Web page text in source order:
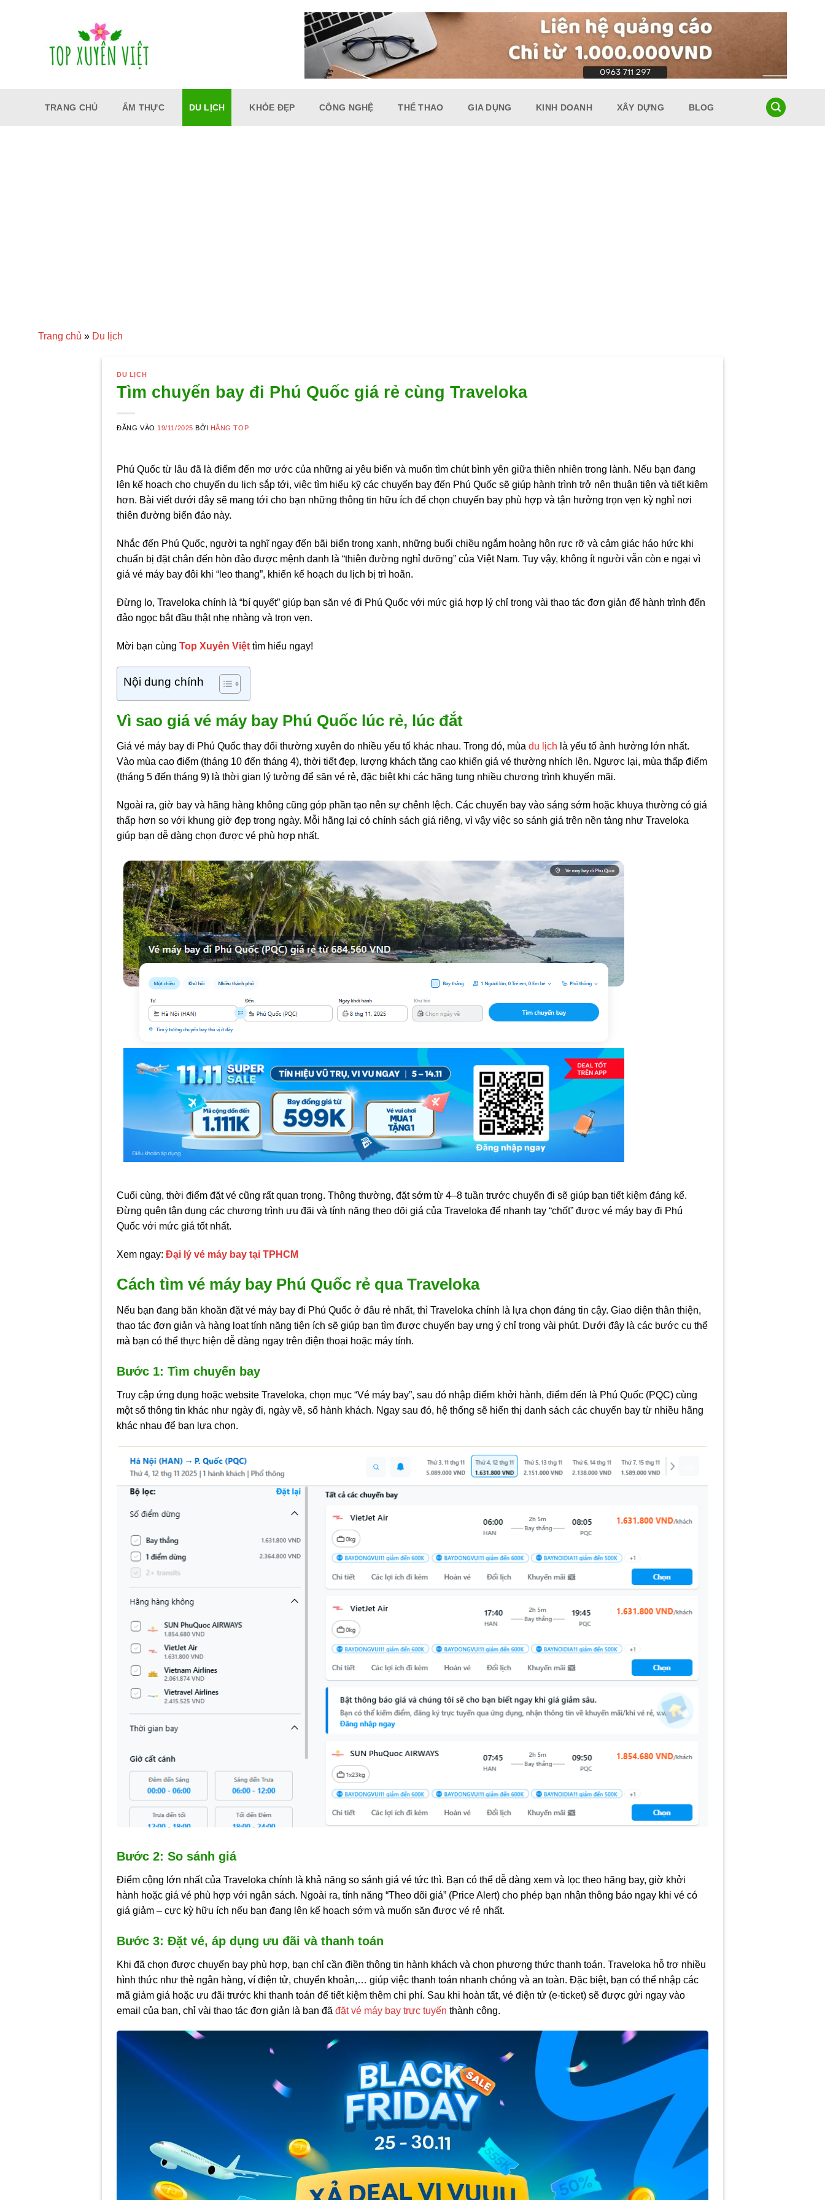
TRANG CHỦ ẨM THỰC DU LỊCH KHỎE ĐẸP CÔNG NGHỆ THỂ THAO GIA DỤNG KINH DOANH XÂY DỰNG BLOG
Trang chủ » Du lịch
DU LỊCH
Tìm chuyến bay đi Phú Quốc giá rẻ cùng Traveloka
ĐĂNG VÀO 19/11/2025 BỞI HẰNG TOP
Phú Quốc từ lâu đã là điểm đến mơ ước của những ai yêu biển và muốn tìm chút bình yên giữa thiên nhiên trong lành. Nếu bạn đang
lên kế hoạch cho chuyến du lịch sắp tới, việc tìm hiểu kỹ các chuyến bay đến Phú Quốc sẽ giúp hành trình trở nên thuận tiện và tiết kiệm
hơn. Bài viết dưới đây sẽ mang tới cho bạn những thông tin hữu ích để chọn chuyến bay phù hợp và tận hưởng trọn vẹn kỳ nghỉ nơi
thiên đường biển đảo này.
Nhắc đến Phú Quốc, người ta nghĩ ngay đến bãi biển trong xanh, những buổi chiều ngắm hoàng hôn rực rỡ và cảm giác háo hức khi
chuẩn bị đặt chân đến hòn đảo được mệnh danh là “thiên đường nghỉ dưỡng” của Việt Nam. Tuy vậy, không ít người vẫn còn e ngại vì
giá vé máy bay đôi khi “leo thang”, khiến kế hoạch du lịch bị trì hoãn.
Đừng lo, Traveloka chính là “bí quyết” giúp bạn săn vé đi Phú Quốc với mức giá hợp lý chỉ trong vài thao tác đơn giản để hành trình đến
đảo ngọc bắt đầu thật nhẹ nhàng và trọn vẹn.
Mời bạn cùngTop Xuyên Việt tìm hiểu ngay!
Nội dung chính
Vì sao giá vé máy bay Phú Quốc lúc rẻ, lúc đắt
Giá vé máy bay đi Phú Quốc thay đổi thường xuyên do nhiều yếu tố khác nhau. Trong đó, mùadu lịch là yếu tố ảnh hưởng lớn nhất.
Vào mùa cao điểm (tháng 10 đến tháng 4), thời tiết đẹp, lượng khách tăng cao khiến giá vé thường nhích lên. Ngược lại, mùa thấp điểm
(tháng 5 đến tháng 9) là thời gian lý tưởng để săn vé rẻ, đặc biệt khi các hãng tung nhiều chương trình khuyến mãi.
Ngoài ra, giờ bay và hãng hàng không cũng góp phần tạo nên sự chênh lệch. Các chuyến bay vào sáng sớm hoặc khuya thường có giá
thấp hơn so với khung giờ đẹp trong ngày. Mỗi hãng lại có chính sách giá riêng, vì vậy việc so sánh giá trên nền tảng như Traveloka
giúp bạn dễ dàng chọn được vé phù hợp nhất.
Cuối cùng, thời điểm đặt vé cũng rất quan trọng. Thông thường, đặt sớm từ 4–8 tuần trước chuyến đi sẽ giúp bạn tiết kiệm đáng kể.
Đừng quên tận dụng các chương trình ưu đãi và tính năng theo dõi giá của Traveloka để nhanh tay “chốt” được vé máy bay đi Phú
Quốc với mức giá tốt nhất.
Xem ngay:Đại lý vé máy bay tại TPHCM
Cách tìm vé máy bay Phú Quốc rẻ qua Traveloka
Nếu bạn đang băn khoăn đặt vé máy bay đi Phú Quốc ở đâu rẻ nhất, thì Traveloka chính là lựa chọn đáng tin cậy. Giao diện thân thiện,
thao tác đơn giản và hàng loạt tính năng tiện ích sẽ giúp bạn tìm được chuyến bay ưng ý chỉ trong vài phút. Dưới đây là các bước cụ thể
mà bạn có thể thực hiện dễ dàng ngay trên điện thoại hoặc máy tính.
Bước 1: Tìm chuyến bay
Truy cập ứng dụng hoặc website Traveloka, chọn mục “Vé máy bay”, sau đó nhập điểm khởi hành, điểm đến là Phú Quốc (PQC) cùng
một số thông tin khác như ngày đi, ngày về, số hành khách. Ngay sau đó, hệ thống sẽ hiển thị danh sách các chuyến bay từ nhiều hãng
khác nhau để bạn lựa chọn.
Bước 2: So sánh giá
Điểm cộng lớn nhất của Traveloka chính là khả năng so sánh giá vé tức thì. Bạn có thể dễ dàng xem và lọc theo hãng bay, giờ khởi
hành hoặc giá vé phù hợp với ngân sách. Ngoài ra, tính năng “Theo dõi giá” (Price Alert) cho phép bạn nhận thông báo ngay khi vé có
giá giảm – cực kỳ hữu ích nếu bạn đang lên kế hoạch sớm và muốn săn được vé rẻ nhất.
Bước 3: Đặt vé, áp dụng ưu đãi và thanh toán
Khi đã chọn được chuyến bay phù hợp, bạn chỉ cần điền thông tin hành khách và chọn phương thức thanh toán. Traveloka hỗ trợ nhiều
hình thức như thẻ ngân hàng, ví điện tử, chuyển khoản,… giúp việc thanh toán nhanh chóng và an toàn. Đặc biệt, bạn có thể nhập các
mã giảm giá hoặc ưu đãi trước khi thanh toán để tiết kiệm thêm chi phí. Sau khi hoàn tất, vé điện tử (e-ticket) sẽ được gửi ngay vào
email của bạn, chỉ vài thao tác đơn giản là bạn đãđặt vé máy bay trực tuyến thành công.